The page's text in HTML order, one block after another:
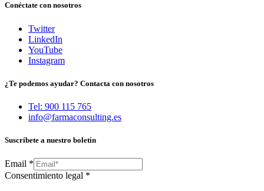
Conéctate con nosotros
Twitter
LinkedIn
YouTube
Instagram
¿Te podemos ayudar? Contacta con nosotros
Tel: 900 115 765
info@farmaconsulting.es
Suscríbete a nuestro boletín
Email *
Consentimiento legal *